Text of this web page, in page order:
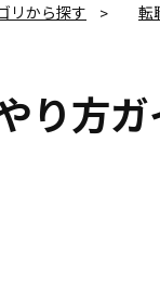
リから探す 転
り方